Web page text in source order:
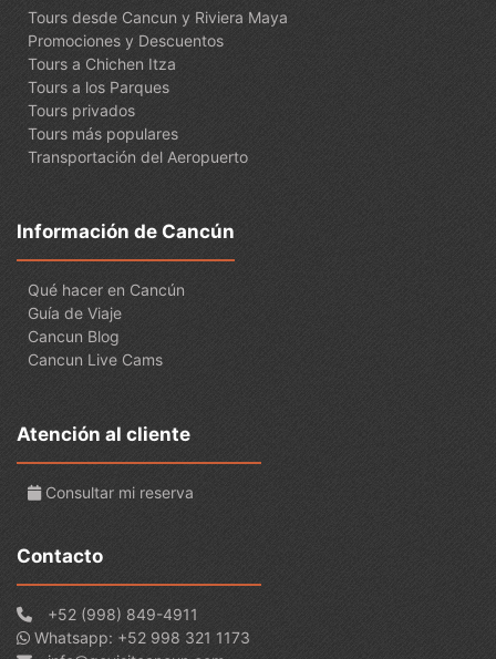
Tours desde Cancun y Riviera Maya
Promociones y Descuentos
Tours a Chichen Itza
Tours a los Parques
Tours privados
Tours más populares
Transportación del Aeropuerto
Información de Cancún
Qué hacer en Cancún
Guía de Viaje
Cancun Blog
Cancun Live Cams
Atención al cliente
Consultar mi reserva
Contacto
+52 (998) 849-4911
Whatsapp: +52 998 321 1173